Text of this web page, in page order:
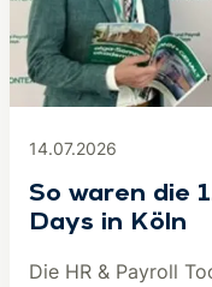
14.07.2026
So waren die
Days in Köln
Die HR & Payroll